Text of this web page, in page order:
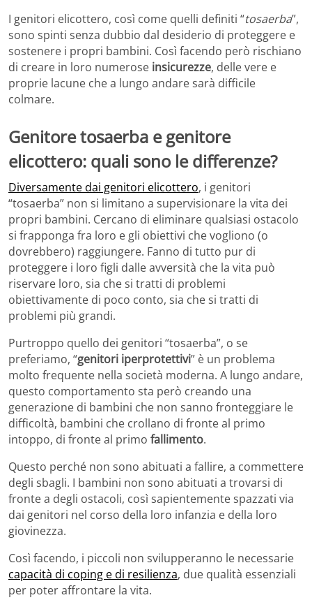
I genitori elicottero, così come quelli definiti “tosaerba”,
sono spinti senza dubbio dal desiderio di proteggere e
sostenere i propri bambini. Così facendo però rischiano
di creare in loro numerose insicurezze, delle vere e
proprie lacune che a lungo andare sarà difficile
colmare.
Genitore tosaerba e genitore
elicottero: quali sono le differenze?
Diversamente dai genitori elicottero, i genitori
“tosaerba” non si limitano a supervisionare la vita dei
propri bambini. Cercano di eliminare qualsiasi ostacolo
si frapponga fra loro e gli obiettivi che vogliono (o
dovrebbero) raggiungere. Fanno di tutto pur di
proteggere i loro figli dalle avversità che la vita può
riservare loro, sia che si tratti di problemi
obiettivamente di poco conto, sia che si tratti di
problemi più grandi.
Purtroppo quello dei genitori “tosaerba”, o se
preferiamo, “genitori iperprotettivi” è un problema
molto frequente nella società moderna. A lungo andare,
questo comportamento sta però creando una
generazione di bambini che non sanno fronteggiare le
difficoltà, bambini che crollano di fronte al primo
intoppo, di fronte al primo fallimento.
Questo perché non sono abituati a fallire, a commettere
degli sbagli. I bambini non sono abituati a trovarsi di
fronte a degli ostacoli, così sapientemente spazzati via
dai genitori nel corso della loro infanzia e della loro
giovinezza.
Così facendo, i piccoli non svilupperanno le necessarie
capacità di coping e di resilienza, due qualità essenziali
per poter affrontare la vita.